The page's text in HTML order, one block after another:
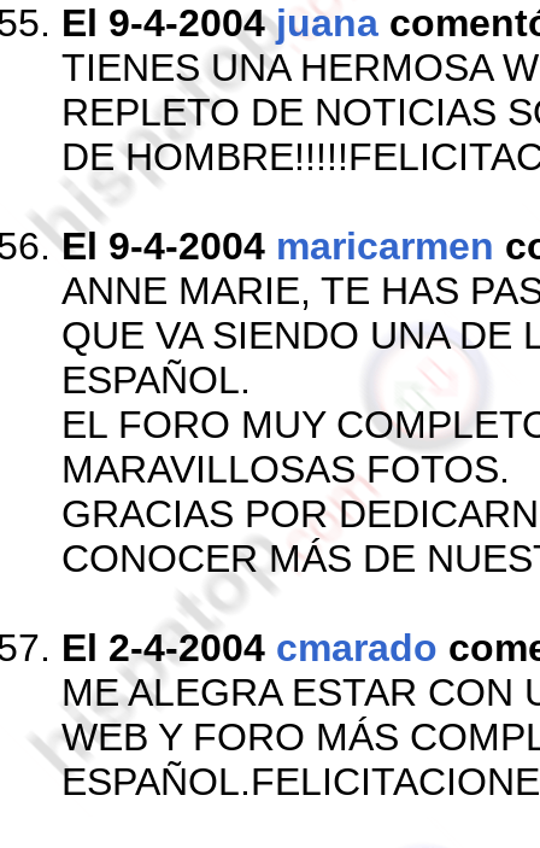
El 9-4-2004juana
TIENES UNA HERMOSA
REPLETO DE NOTICIAS
DE
El 9-4-2004 maricarmen
ANNE MARIE, TE HAS
QUE VA SIENDO UNA DE
ESPAÑOL.
EL FORO MUY
MARAVILLOSAS FOTOS.
GRACIAS POR
CONOCER MÁS DE
El 2-4-2004 cmarado
ME ALEGRA ESTAR CON
WEB Y FORO MÁS